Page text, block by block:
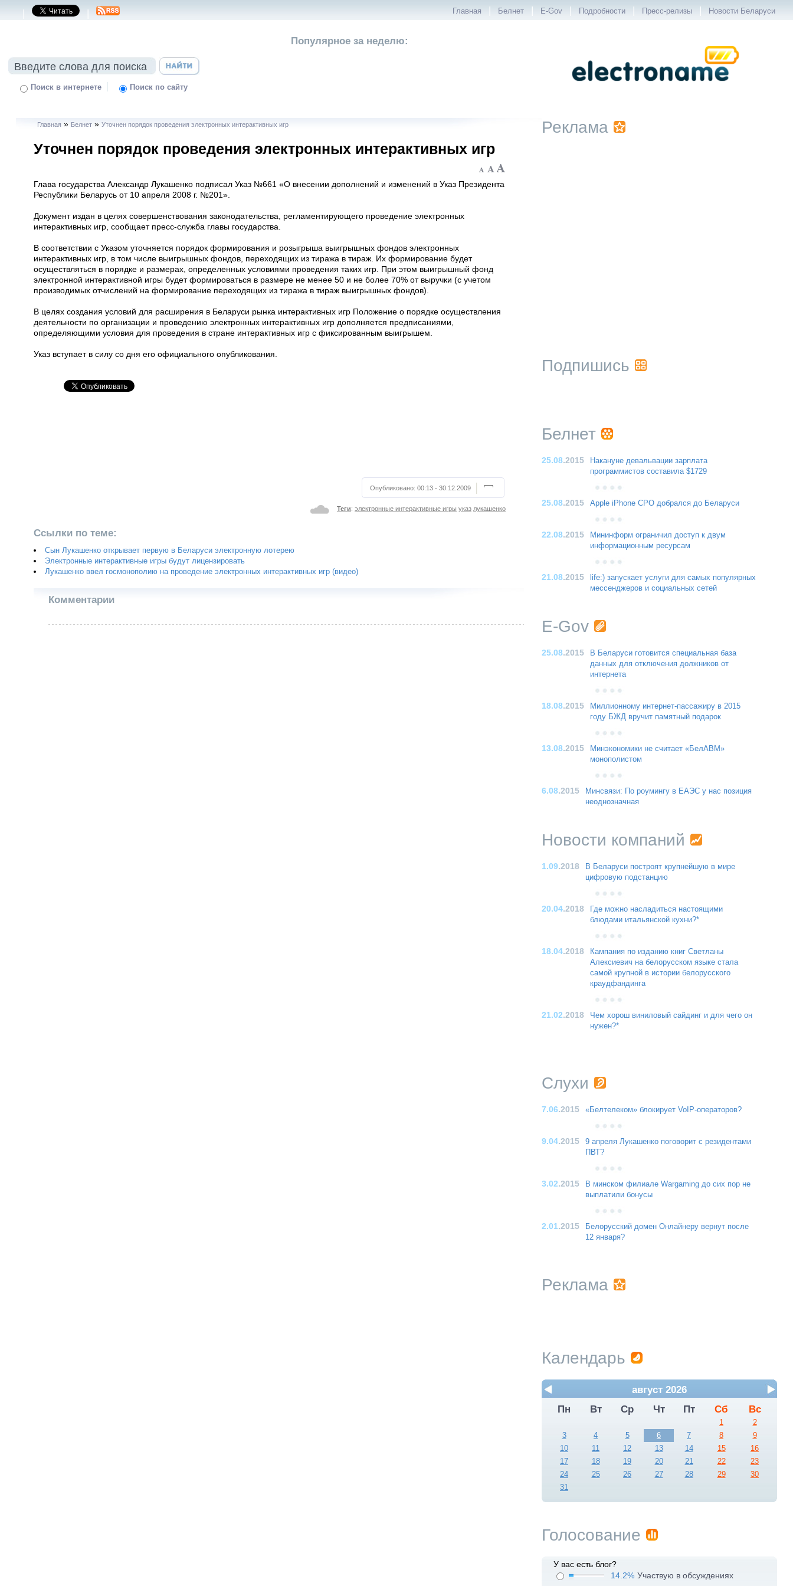
| | Главная | Белнет | E-Gov | Подробности | Пресс-релизы | Новости Беларуси
Поиск в интернете | Поиск по сайту
Популярное за неделю:
Главная » Белнет» Уточнен порядок проведения электронных интерактивных игр
Уточнен порядок проведения электронных интерактивных игр
Глава государства Александр Лукашенко подписал Указ №661 «О внесении дополнений и изменений в Указ Президента
Республики Беларусь от 10 апреля 2008 г. №201».
Документ издан в целях совершенствования законодательства, регламентирующего проведение электронных
интерактивных игр, сообщает пресс-служба главы государства.
В соответствии с Указом уточняется порядок формирования и розыгрыша выигрышных фондов электронных
интерактивных игр, в том числе выигрышных фондов, переходящих из тиража в тираж. Их формирование будет
осуществляться в порядке и размерах, определенных условиями проведения таких игр. При этом выигрышный фонд
электронной интерактивной игры будет формироваться в размере не менее 50 и не более 70% от выручки (с учетом
производимых отчислений на формирование переходящих из тиража в тираж выигрышных фондов).
В целях создания условий для расширения в Беларуси рынка интерактивных игр Положение о порядке осуществления
деятельности по организации и проведению электронных интерактивных игр дополняется предписаниями,
определяющими условия для проведения в стране интерактивных игр с фиксированным выигрышем.
Указ вступает в силу со дня его официального опубликования.
Опубликовано: 00:13 - 30.12.2009
Теги: электронные интерактивные игры указ лукашенко
Ссылки по теме:
Сын Лукашенко открывает первую в Беларуси электронную лотерею
Электронные интерактивные игры будут лицензировать
Лукашенко ввел госмонополию на проведение электронных интерактивных игр (видео)
Комментарии
Реклама
Подпишись
Белнет
25.08.2015
Накануне девальвации зарплата
программистов составила $1729
25.08.2015 Apple iPhone CPO добрался до Беларуси
22.08.2015
Мининформ ограничил доступ к двум
информационным ресурсам
21.08.2015
life:) запускает услуги для самых популярных
мессенджеров и социальных сетей
E-Gov
25.08.2015
В Беларуси готовится специальная база
данных для отключения должников от
интернета
18.08.2015
Миллионному интернет-пассажиру в 2015
году БЖД вручит памятный подарок
13.08.2015
Минэкономики не считает «БелАВМ»
монополистом
6.08.2015
Минсвязи: По роумингу в ЕАЭС у нас позиция
неоднозначная
Новости компаний
1.09.2018
В Беларуси построят крупнейшую в мире
цифровую подстанцию
20.04.2018
Где можно насладиться настоящими
блюдами итальянской кухни?*
18.04.2018
Кампания по изданию книг Светланы
Алексиевич на белорусском языке стала
самой крупной в истории белорусского
краудфандинга
21.02.2018
Чем хорош виниловый сайдинг и для чего он
нужен?*
Слухи
7.06.2015 «Белтелеком» блокирует VoIP-операторов?
9.04.2015
9 апреля Лукашенко поговорит с резидентами
ПВТ?
3.02.2015
В минском филиале Wargaming до сих пор не
выплатили бонусы
2.01.2015
Белорусский домен Онлайнеру вернут после
12 января?
Реклама
Календарь
август 2026
Пн
Вт Ср Чт Пт Сб Вс
1
2
3
4 5 6 7 8
9
10
11 12 13 14 15
16
17
18 19 20 21 22
23
24
25 26 27 28 29
30
31
Голосование
У вас есть блог?
14.2% Участвую в обсуждениях